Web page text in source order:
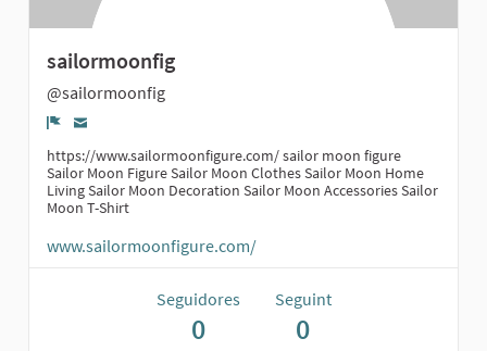
sailormoonfig
@sailormoonfig
Denúncia
https://www.sailormoonfigure.com/ sailor moon figure
Sailor Moon Figure Sailor Moon Clothes Sailor Moon Home
Living Sailor Moon Decoration Sailor Moon Accessories Sailor
Moon T-Shirt
www.sailormoonfigure.com/
Seguidores
0
Seguint
0